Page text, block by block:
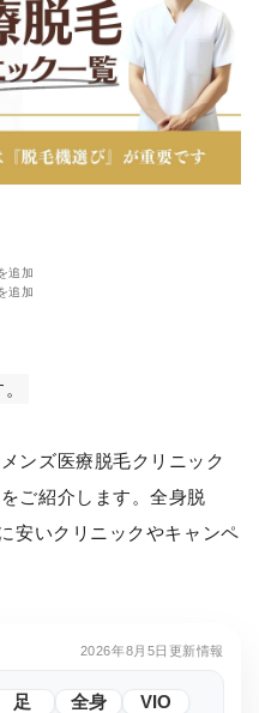
追加
追加
ンズ医療脱毛クリニック
ご紹介します。全身脱
安いクリニックやキャンペ
2026年8月5日更新情報
足 全身 VIO